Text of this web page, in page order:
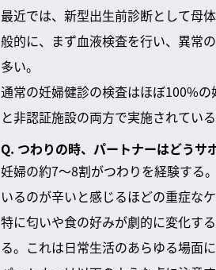
最近では、新型出生前診断として母
般的に、まず血液検査を行い、異常
多い。
通常の妊婦健診の検査はほぼ100%
と非認証施設の両方で実施されてい
Q. つわりの時、パートナーはどうサ
妊婦の約7～8割がつわりを経験する
いるのが辛いと感じるほどの重症な
特に匂いや食の好みが劇的に変化す
る。これは日常生活のあらゆる場面に